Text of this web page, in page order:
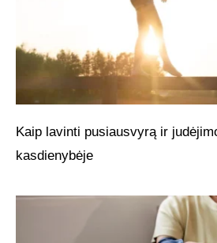
Kaip lavinti pusiausvyrą ir
kasdienybėje